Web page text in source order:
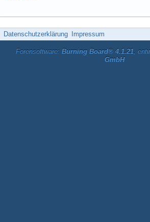
Datenschutzerklärung Impressum
Forensoftware: Burning Board® 4.1.21,
GmbH